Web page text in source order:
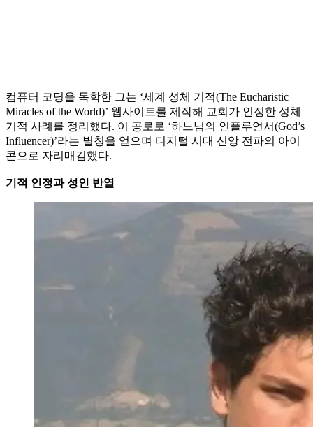
컴퓨터 코딩을 독학한 그는 ‘세계 성체 기적(The Eucharistic
Miracles of the World)’ 웹사이트를 제작해 교회가 인정한 성체
기적 사례를 정리했다. 이 공로로 ‘하느님의 인플루언서(God’s
Influencer)’라는 별칭을 얻으며 디지털 시대 신앙 전파의 아이
콘으로 자리매김했다.
기적 인정과 성인 반열